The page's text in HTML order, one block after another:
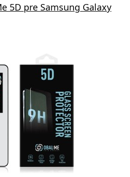
5D pre Samsung Galaxy